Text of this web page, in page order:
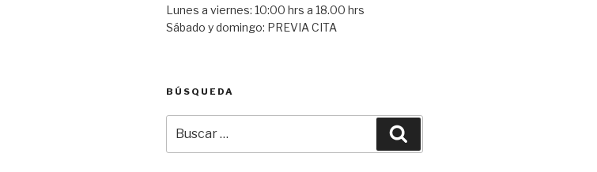
Lunes a viernes: 10:00 hrs a 18.00 hrs
Sábado y domingo: PREVIA CITA
BÚSQUEDA
por: